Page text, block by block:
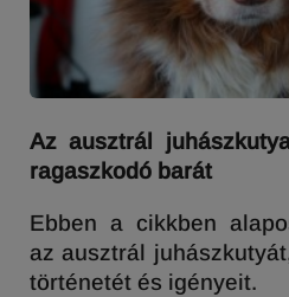
Az ausztrál
ragaszkodó barát
Ebben a cikkben
az ausztrál
történetét és igényeit.